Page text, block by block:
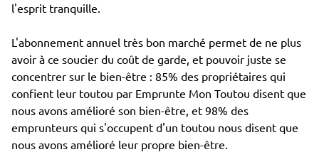
l'esprit tranquille.
L'abonnement annuel très bon marché permet de ne plus
avoir à ce soucier du coût de garde, et pouvoir juste se
concentrer sur le bien-être : 85% des propriétaires qui
confient leur toutou par Emprunte Mon Toutou disent que
nous avons amélioré son bien-être, et 98% des
emprunteurs qui s'occupent d'un toutou nous disent que
nous avons amélioré leur propre bien-être.